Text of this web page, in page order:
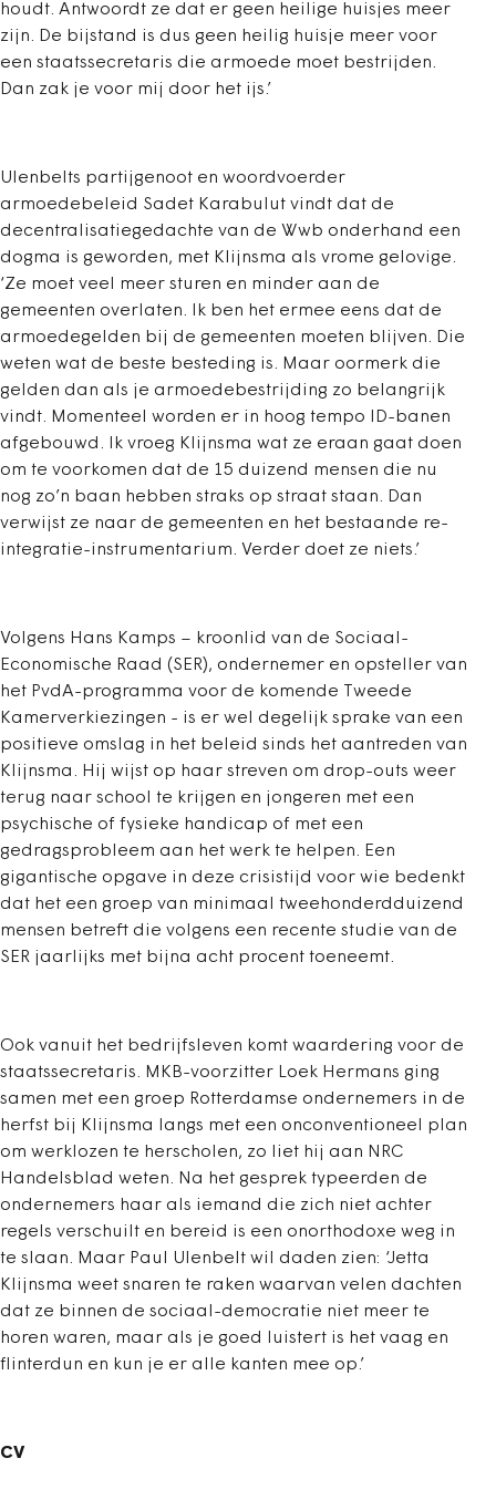
houdt. Antwoordt ze dat er geen heilige huisjes meer
zijn. De bijstand is dus geen heilig huisje meer voor
een staatssecretaris die armoede moet bestrijden.
Dan zak je voor mij door het ijs.’
Ulenbelts partijgenoot en woordvoerder
armoedebeleid Sadet Karabulut vindt dat de
decentralisatiegedachte van de Wwb onderhand een
dogma is geworden, met Klijnsma als vrome gelovige.
‘Ze moet veel meer sturen en minder aan de
gemeenten overlaten. Ik ben het ermee eens dat de
armoedegelden bij de gemeenten moeten blijven. Die
weten wat de beste besteding is. Maar oormerk die
gelden dan als je armoedebestrijding zo belangrijk
vindt. Momenteel worden er in hoog tempo ID-banen
afgebouwd. Ik vroeg Klijnsma wat ze eraan gaat doen
om te voorkomen dat de 15 duizend mensen die nu
nog zo’n baan hebben straks op straat staan. Dan
verwijst ze naar de gemeenten en het bestaande re-
integratie-instrumentarium. Verder doet ze niets.’
Volgens Hans Kamps – kroonlid van de Sociaal-
Economische Raad (SER), ondernemer en opsteller van
het PvdA-programma voor de komende Tweede
Kamerverkiezingen - is er wel degelijk sprake van een
positieve omslag in het beleid sinds het aantreden van
Klijnsma. Hij wijst op haar streven om drop-outs weer
terug naar school te krijgen en jongeren met een
psychische of fysieke handicap of met een
gedragsprobleem aan het werk te helpen. Een
gigantische opgave in deze crisistijd voor wie bedenkt
dat het een groep van minimaal tweehonderdduizend
mensen betreft die volgens een recente studie van de
SER jaarlijks met bijna acht procent toeneemt.
Ook vanuit het bedrijfsleven komt waardering voor de
staatssecretaris. MKB-voorzitter Loek Hermans ging
samen met een groep Rotterdamse ondernemers in de
herfst bij Klijnsma langs met een onconventioneel plan
om werklozen te herscholen, zo liet hij aan NRC
Handelsblad weten. Na het gesprek typeerden de
ondernemers haar als iemand die zich niet achter
regels verschuilt en bereid is een onorthodoxe weg in
te slaan. Maar Paul Ulenbelt wil daden zien: ‘Jetta
Klijnsma weet snaren te raken waarvan velen dachten
dat ze binnen de sociaal-democratie niet meer te
horen waren, maar als je goed luistert is het vaag en
flinterdun en kun je er alle kanten mee op.’
CV